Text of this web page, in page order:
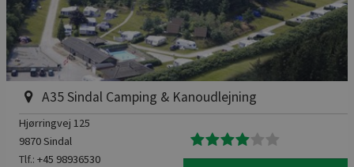
A35 Sindal Camping & Kanoudlejning
Hjørringvej 125
9870 Sindal
Tlf.: +45 98936530